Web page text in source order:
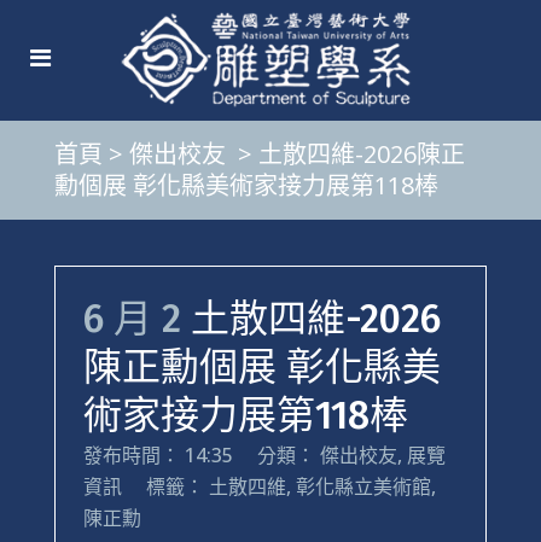
首頁 > 傑出校友 > 土散四維-2026陳正
勳個展 彰化縣美術家接力展第118棒
6 月 2 土散四維-2026
陳正勳個展 彰化縣美
術家接力展第118棒
發布時間： 14:35 分類： 傑出校友, 展覽
資訊
標籤： 土散四維, 彰化縣立美術館,
陳正勳